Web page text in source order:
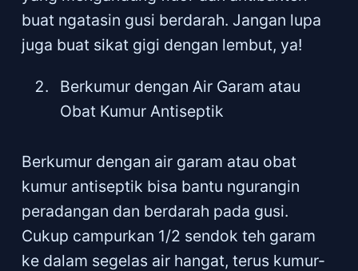
buat ngatasin gusi berdarah. Jangan lupa
juga buat sikat gigi dengan lembut, ya!
Berkumur dengan Air Garam atau
Obat Kumur Antiseptik
Berkumur dengan air garam atau obat
kumur antiseptik bisa bantu ngurangin
peradangan dan berdarah pada gusi.
Cukup campurkan 1/2 sendok teh garam
ke dalam segelas air hangat, terus kumur-